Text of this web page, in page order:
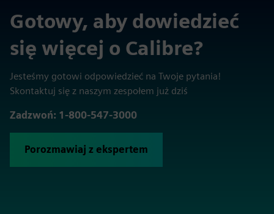
Gotowy, aby dowiedzieć
się więcej o Calibre?
Jesteśmy gotowi odpowiedzieć na Twoje pytania!
Skontaktuj się z naszym zespołem już dziś
Zadzwoń: 1-800-547-3000
Porozmawiaj z ekspertem